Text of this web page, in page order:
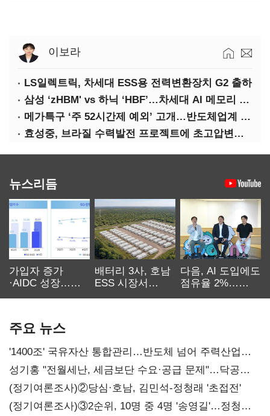
이보라
LS일렉트릭, 차세대 ESS용 전력변환장치 G2 출하
삼성 ‘zHBM' vs 하닉 ‘HBF’…차세대 AI 메모리 경쟁 본격화
메가특구 ‘주 52시간제 예외’ 고개…반도체업계 촉각
효성중, 브라질 수력발전 프로젝트에 초고압변압기 공급
뉴스리듬
가입자 증가
·AIDC 성장…
배터리 3사, 호남
ESS 시장서
다음, AI 도입에도
점유율 2%…
주요 뉴스
'1400조' 국유자산 통합관리…반도체 넘어 주력산업
구조혁신
성기홍 "전월세난, 세금보단 수요·공급 문제"…닥공
시사
(정기여론조사)②당심·호남, 김민석-정청래 '초접전'
(정기여론조사)③2순위, 10명 중 4명 '송영길'…정청래